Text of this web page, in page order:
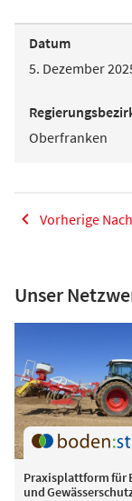
Datum
5. Dezember
Oberfranken
Vorherige
Unser
Praxisplattform für
und